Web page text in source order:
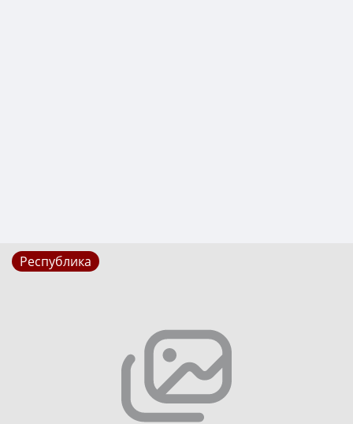
Республика